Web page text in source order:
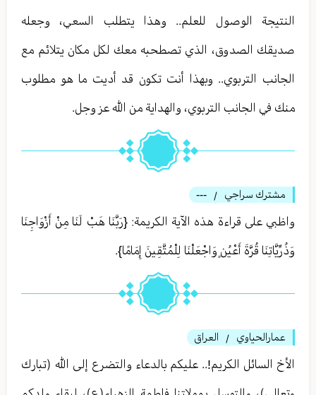
النتيجة الوصول للعلم.. وهذا يتطلب السعي، وجعله
صديقك الصدوق، الذي تصطحبه معك لكل مكان يتلائم مع
الجانب التربوي.. وبهذا أنت تكون قد أديت ما هو مطلوب
منك في الجانب التربوي، والهداية من الله عز وجل.
مشترك سراجي /
---
واظبي على قراءة هذه الآية الكريمة: {رَبَّنَا هَبْ لَنَا مِنْ أَزْوَاجِنَا
وَذُرِّيَّاتِنَا قُرَّةَ أَعْيُنٍ وَاجْعَلْنَا لِلْمُتَّقِينَ إِمَامًا}.
عمارالحياوي / العراق
الأخ السائل الكريم!.. عليكم بالدعاء والتضرع إلى الله (تبارك